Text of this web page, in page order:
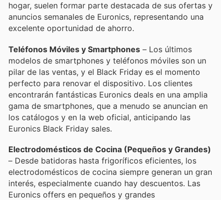
hogar, suelen formar parte destacada de sus ofertas y
anuncios semanales de Euronics, representando una
excelente oportunidad de ahorro.
Teléfonos Móviles y Smartphones – Los últimos
modelos de smartphones y teléfonos móviles son un
pilar de las ventas, y el Black Friday es el momento
perfecto para renovar el dispositivo. Los clientes
encontrarán fantásticas Euronics deals en una amplia
gama de smartphones, que a menudo se anuncian en
los catálogos y en la web oficial, anticipando las
Euronics Black Friday sales.
Electrodomésticos de Cocina (Pequeños y Grandes)
– Desde batidoras hasta frigoríficos eficientes, los
electrodomésticos de cocina siempre generan un gran
interés, especialmente cuando hay descuentos. Las
Euronics offers en pequeños y grandes